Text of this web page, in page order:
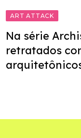
ART ATTACK
Na série
retratados